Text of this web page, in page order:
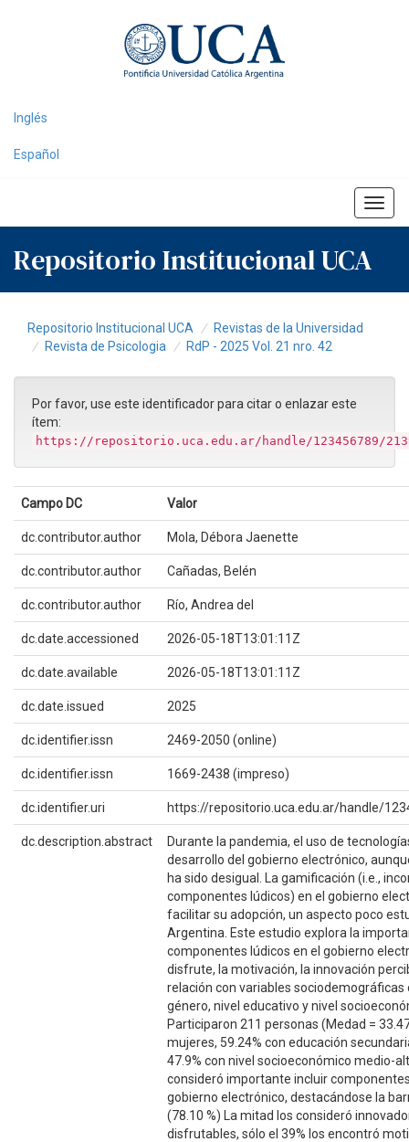
Inglés
Español
Repositorio Institucional UCA
Repositorio Institucional UCA
Revistas de la Universidad
Revista de Psicologia
RdP - 2025 Vol. 21 nro. 42
Por favor, use este identificador para citar o enlazar este
ítem:
https://repositorio.uca.edu.ar/handle/123456789/
Campo DC Valor
dc.contributor.author Mola, Débora Jaenette
dc.contributor.author Cañadas, Belén
dc.contributor.author Río, Andrea del
dc.date.accessioned 2026-05-18T13:01:11Z
dc.date.available 2026-05-18T13:01:11Z
dc.date.issued 2025
dc.identifier.issn 2469-2050 (online)
dc.identifier.issn 1669-2438 (impreso)
dc.identifier.uri https://repositorio.uca.edu.ar/handle/
dc.description.abstract
Durante la pandemia, el uso de
desarrollo del gobierno electrónico,
ha sido desigual. La gamificación (i.e.,
componentes lúdicos) en el gobierno
facilitar su adopción, un aspecto poco
Argentina. Este estudio explora la
componentes lúdicos en el gobierno
disfrute, la motivación, la innovación
relación con variables sociodemográficas
género, nivel educativo y nivel
Participaron 211 personas (Medad =
mujeres, 59.24% con educación
47.9% con nivel socioeconómico medio-
consideró importante incluir
gobierno electrónico, destacándose la
(78.10 %) La mitad los consideró
disfrutables, sólo el 39% los encontró